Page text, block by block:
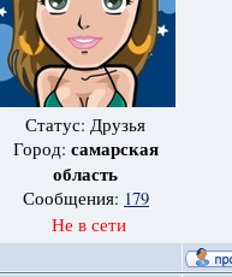
Статус: Друзья
Город: самарская
область
Сообщения: 179
Не в сети